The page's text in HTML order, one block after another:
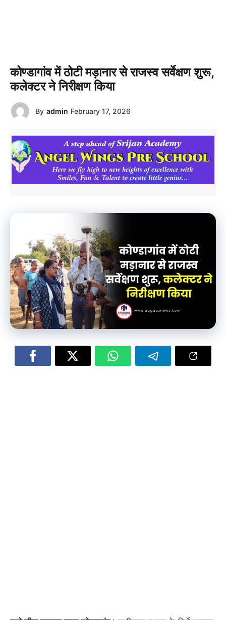
कोण्डागांव में ठोटी मड़ानार से राजस्व सर्वेक्षण शुरू,
कलेक्टर ने निरीक्षण किया
By admin February 17, 2026